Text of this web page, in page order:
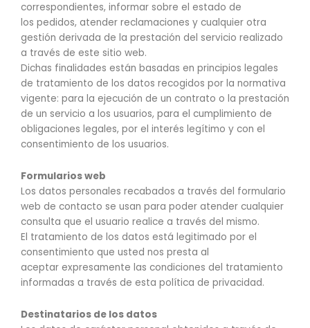
correspondientes, informar sobre el estado de
los pedidos, atender reclamaciones y cualquier otra
gestión derivada de la prestación del servicio realizado
a través de este sitio web.
Dichas finalidades están basadas en principios legales
de tratamiento de los datos recogidos por la normativa
vigente: para la ejecución de un contrato o la prestación
de un servicio a los usuarios, para el cumplimiento de
obligaciones legales, por el interés legítimo y con el
consentimiento de los usuarios.
Formularios web
Los datos personales recabados a través del formulario
web de contacto se usan para poder atender cualquier
consulta que el usuario realice a través del mismo.
El tratamiento de los datos está legitimado por el
consentimiento que usted nos presta al
aceptar expresamente las condiciones del tratamiento
informadas a través de esta política de privacidad.
Destinatarios de los datos